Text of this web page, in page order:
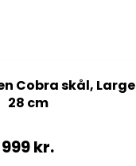
Cobra skål, Large
28 cm
999kr.